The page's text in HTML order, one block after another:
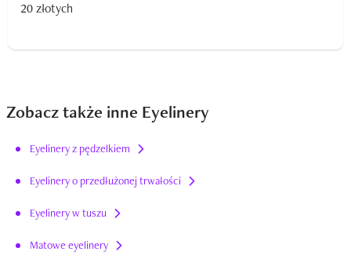
Zobacz także inne Eyelinery
Eyelinery z pędzelkiem
Eyelinery o przedłużonej trwałości
Eyelinery w tuszu
Matowe eyelinery